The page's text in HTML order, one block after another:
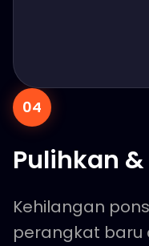
04
Pulihkan
Kehilangan
perangkat baru